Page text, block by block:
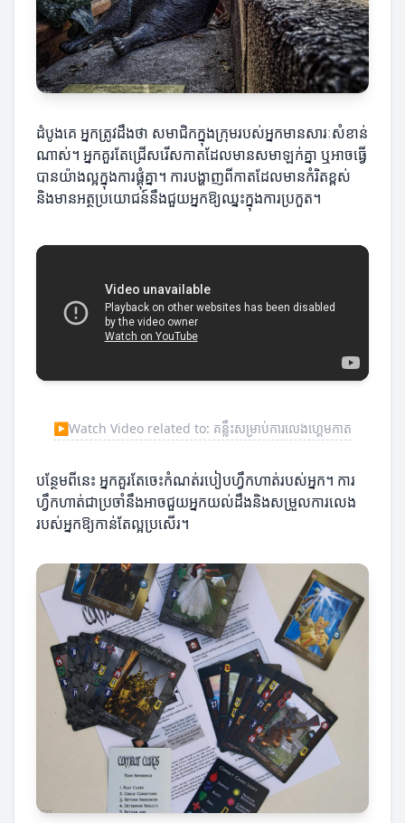
ដំបូងគេ អ្នកត្រូវដឹងថា សមាជិកក្នុងក្រុមរបស់អ្នកមានសារៈសំខាន់
ណាស់។ អ្នកគួរតែជ្រើសរើសកាតដែលមានសមាឡក់គ្នា ឬអាចធ្វើ
បានយ៉ាងល្អក្នុងការផ្គុំគ្នា។ ការបង្ហាញពីកាតដែលមានកំរិតខ្ពស់
និងមានអត្ថប្រយោជន៍នឹងជួយអ្នកឱ្យឈ្នះក្នុងការប្រកួត។
▶Watch Video related to: គន្លឹះសម្រាប់ការលេងហ្គេមកាត
បន្ថែមពីនេះ អ្នកគួរតែចេះកំណត់របៀបហ្វឹកហាត់របស់អ្នក។ ការ
ហ្វឹកហាត់ជាប្រចាំនឹងអាចជួយអ្នកយល់ដឹងនិងសម្រួលការលេង
របស់អ្នកឱ្យកាន់តែល្អប្រសើរ។